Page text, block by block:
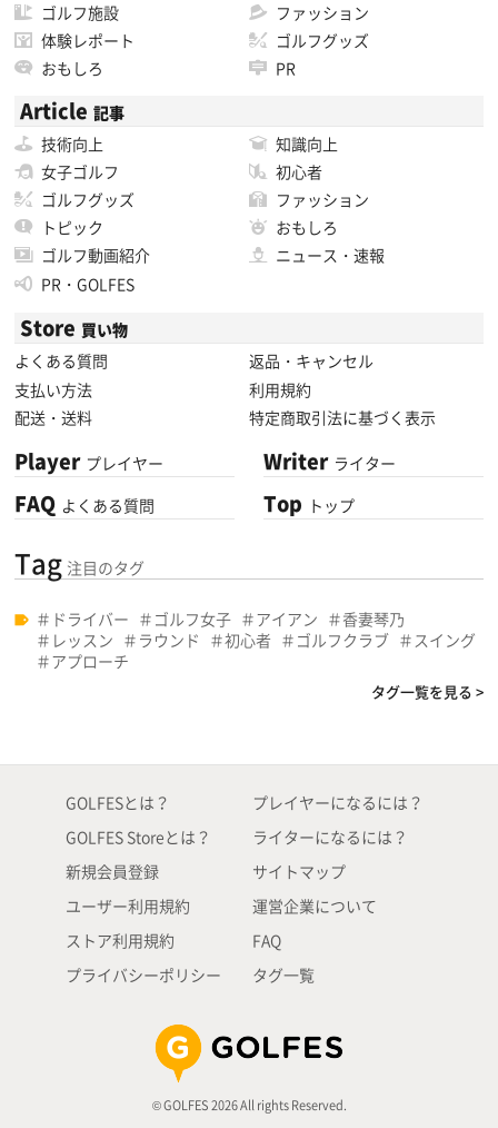
ゴルフ施設
ファッション
体験レポート
ゴルフグッズ
おもしろ
PR
Article 記事
技術向上
知識向上
女子ゴルフ
初心者
ゴルフグッズ
ファッション
トピック
おもしろ
ゴルフ動画紹介
ニュース・速報
PR・GOLFES
Store 買い物
よくある質問
返品・キャンセル
支払い方法
利用規約
配送・送料
特定商取引法に基づく表示
Player プレイヤー
FAQ よくある質問
Writer ライター
Top トップ
Tag 注目のタグ
ドライバー ゴルフ女子 アイアン
香妻琴乃
レッスン
ラウンド 初心者 ゴルフクラブ
スイング
アプローチ
タグ一覧を見る >
GOLFESとは？
GOLFES Storeとは？
新規会員登録
ユーザー利用規約
ストア利用規約
プライバシーポリシー
プレイヤーになるには？
ライターになるには？
サイトマップ
運営企業について
FAQ
タグ一覧
© GOLFES 2026 All rights Reserved.